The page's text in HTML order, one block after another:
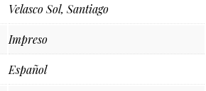
Velasco Sol, Santiago
Impreso
Español